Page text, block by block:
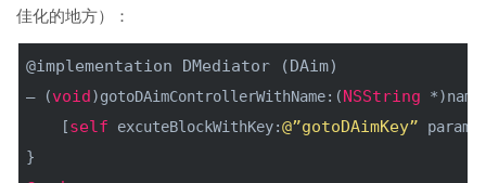
佳化的地方）：
@implementation DMediator (DAim)
– (void)gotoDAimControllerWithName:(NSString
[self excuteBlockWithKey:@”gotoDAimKey”
}